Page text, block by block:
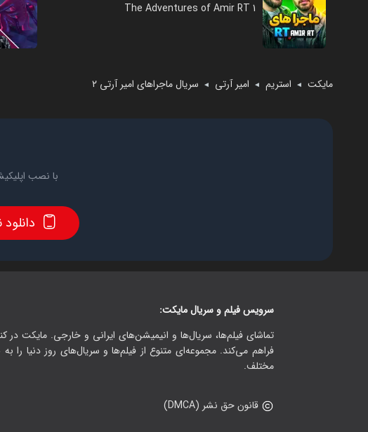
The Adventures of Amir RT 1
مایکت ◄ استریم ◄ امیر آرتی ◄ سریال ماجراهای امیر آرتی ۲
با نصب
سرویس فیلم و سریال مایکت:
تماشای فیلم‌ها، سریال‌ها و انیمیشن‌های ایرانی و خارجی. مایکت در
فراهم می‌کند. مجموعه‌ای متنوع از فیلم‌ها و سریال‌های روز دنیا را
مختلف.
قانون حق نشر (DMCA)